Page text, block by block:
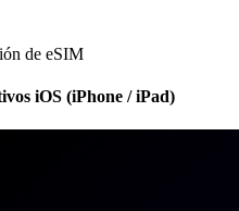
de eSIM
iOS (iPhone / iPad)